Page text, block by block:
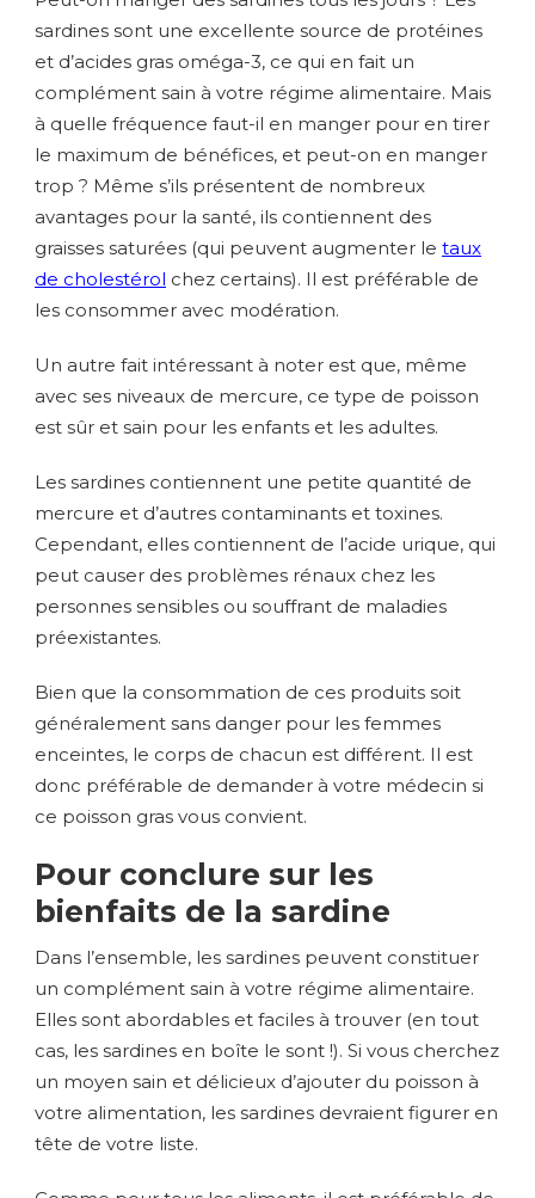
sardines sont une excellente source de protéines
et d’acides gras oméga-3, ce qui en fait un
complément sain à votre régime alimentaire. Mais
à quelle fréquence faut-il en manger pour en tirer
le maximum de bénéfices, et peut-on en manger
trop ? Même s’ils présentent de nombreux
avantages pour la santé, ils contiennent des
graisses saturées (qui peuvent augmenter le taux
de cholestérol chez certains). Il est préférable de
les consommer avec modération.
Un autre fait intéressant à noter est que, même
avec ses niveaux de mercure, ce type de poisson
est sûr et sain pour les enfants et les adultes.
Les sardines contiennent une petite quantité de
mercure et d’autres contaminants et toxines.
Cependant, elles contiennent de l’acide urique, qui
peut causer des problèmes rénaux chez les
personnes sensibles ou souffrant de maladies
préexistantes.
Bien que la consommation de ces produits soit
généralement sans danger pour les femmes
enceintes, le corps de chacun est différent. Il est
donc préférable de demander à votre médecin si
ce poisson gras vous convient.
Pour conclure sur les
bienfaits de la sardine
Dans l’ensemble, les sardines peuvent constituer
un complément sain à votre régime alimentaire.
Elles sont abordables et faciles à trouver (en tout
cas, les sardines en boîte le sont !). Si vous cherchez
un moyen sain et délicieux d’ajouter du poisson à
votre alimentation, les sardines devraient figurer en
tête de votre liste.